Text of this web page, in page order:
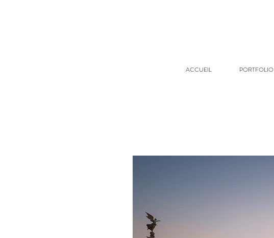
ACCUEIL PORTFOLIO